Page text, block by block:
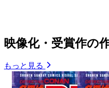
映像化・受賞作の
もっと見る